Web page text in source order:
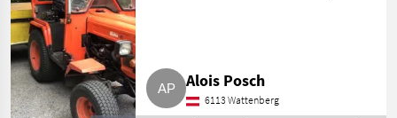
Alois Posch
6113 Wattenberg